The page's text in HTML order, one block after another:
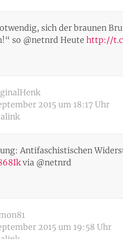
sich der braunen
so @netnrd Heute http://
2015 um 18:17 Uhr
Antifaschistischen
via @netnrd
2015 um 19:58 Uhr